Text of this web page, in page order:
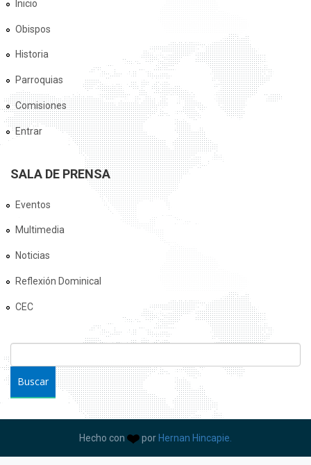
Inicio
Obispos
Historia
Parroquias
Comisiones
Entrar
SALA DE PRENSA
Eventos
Multimedia
Noticias
Reflexión Dominical
CEC
FORMULARIO DE BÚSQUEDA
Hecho con por Hernan Hincapie.